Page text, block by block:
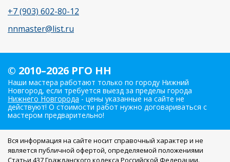
+7 (903) 602-80-12
nnmaster@list.ru
© 2010–2026 РГО НН
Наши мастера работают только по городу Нижний
Новгород, если требуется выезд за пределы города
Нижнего Новгорода - цены указанные на сайте не
действуют! О стоимости работ нужно договариваться с
мастером предварительно!
Вся информация на сайте носит справочный характер и не
является публичной офертой, определяемой положениями
Статьи 437 Гражданского кодекса Российской Федерации.